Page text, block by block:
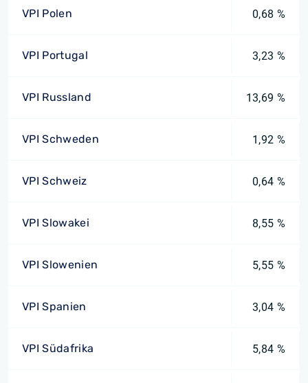
VPI Polen 0,68 %
VPI Portugal 3,23 %
VPI Russland 13,69 %
VPI Schweden 1,92 %
VPI Schweiz 0,64 %
VPI Slowakei 8,55 %
VPI Slowenien 5,55 %
VPI Spanien 3,04 %
VPI Südafrika 5,84 %